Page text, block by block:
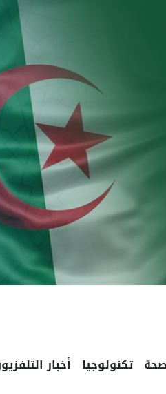
صحة تكنولوجيا أخبار